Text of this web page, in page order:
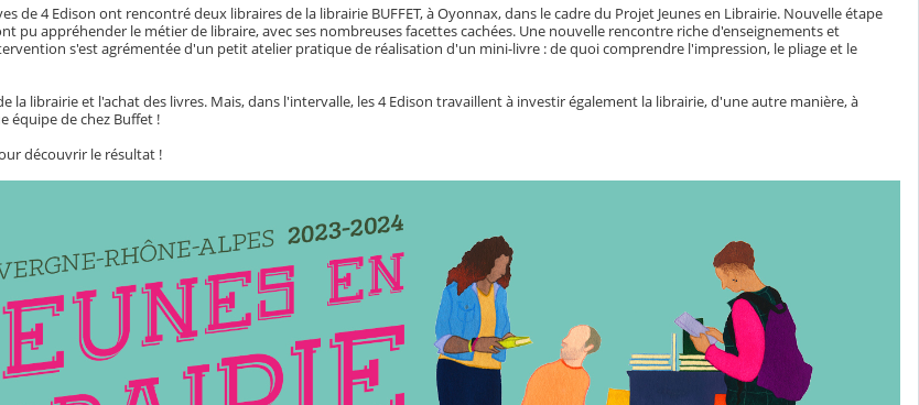
de 4 Edison ont rencontré deux libraires de la librairie BUFFET, à Oyonnax, dans le cadre du Projet Jeunes en Librairie. Nouvelle étape
pu appréhender le métier de libraire, avec ses nombreuses facettes cachées. Une nouvelle rencontre riche d'enseignements et
s'est agrémentée d'un petit atelier pratique de réalisation d'un mini-livre : de quoi comprendre l'impression, le pliage et le
la librairie et l'achat des livres. Mais, dans l'intervalle, les 4 Edison travaillent à investir également la librairie, d'une autre manière, à
équipe de chez Buffet !
découvrir le résultat !